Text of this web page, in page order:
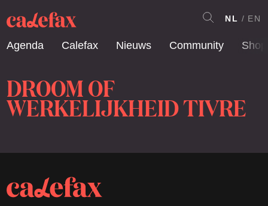
Agenda Calefax Nieuws Community Shop
NL EN
DROOM OF
WERKELIJKHEID TIVRE